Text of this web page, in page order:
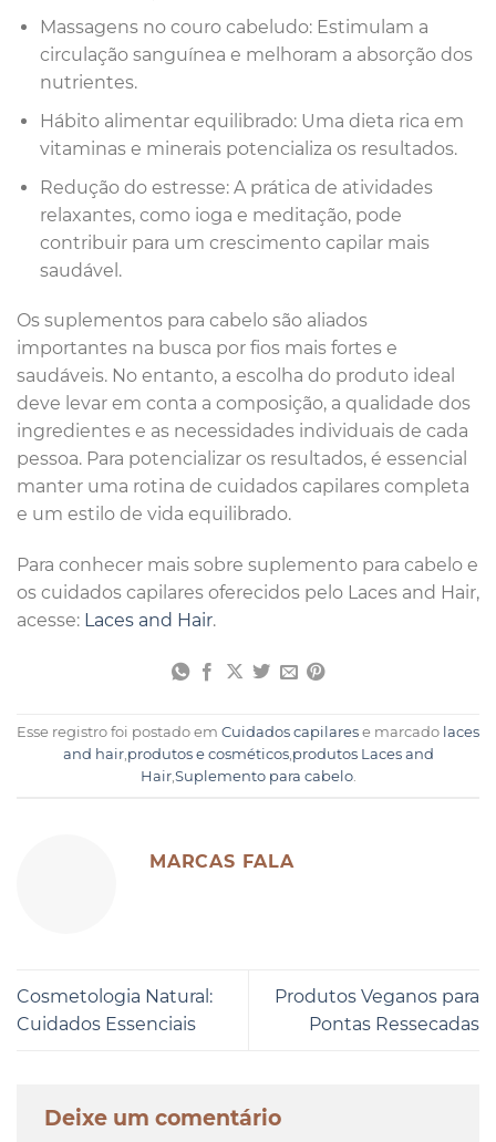
Massagens no couro cabeludo: Estimulam a
circulação sanguínea e melhoram a absorção dos
nutrientes.
Hábito alimentar equilibrado: Uma dieta rica em
vitaminas e minerais potencializa os resultados.
Redução do estresse: A prática de atividades
relaxantes, como ioga e meditação, pode
contribuir para um crescimento capilar mais
saudável.
Os suplementos para cabelo são aliados
importantes na busca por fios mais fortes e
saudáveis. No entanto, a escolha do produto ideal
deve levar em conta a composição, a qualidade dos
ingredientes e as necessidades individuais de cada
pessoa. Para potencializar os resultados, é essencial
manter uma rotina de cuidados capilares completa
e um estilo de vida equilibrado.
Para conhecer mais sobre suplemento para cabelo e
os cuidados capilares oferecidos pelo Laces and Hair,
acesse: Laces and Hair.
Esse registro foi postado em Cuidados capilares e marcado laces
and hair,produtos e cosméticos,produtos Laces and
Hair,Suplemento para cabelo.
MARCAS FALA
Cosmetologia Natural:
Cuidados Essenciais
Produtos Veganos para
Pontas Ressecadas
Deixe um comentário